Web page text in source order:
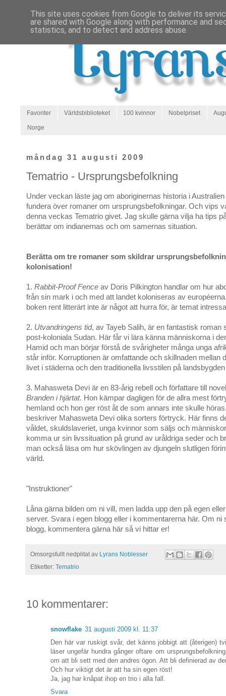
Favoriter Världsbiblioteket 100 kvinnor Nobelpriset
Norge
måndag 31 augusti 2009
Tematrio - Ursprungsbefolkning
Under veckan läste jag om aboriginernas historia i
fundera över romaner om ursprungsbefolkningar. Och vips
denna veckas Tematrio givet. Jag skulle gärna vilja ha tips
berättar om indianernas och om samernas situation.
Berätta om tre romaner som skildrar
kolonisation!
1. Rabbit-Proof Fence av Doris Pilkington handlar om hur
från sin mark i och med att landet koloniseras av
boken rent litterärt inte är något att hurra för, är temat
2. Utvandringens tid, av Tayeb Salih, är en fantastisk roman
post-koloniala Sudan. Här får vi lära känna människorna i
Hamid och man börjar förstå de svårigheter många unga
står inför. Korruptionen är omfattande och skillnaden mellan
livet i städerna och den traditionella livsstilen på
3. Mahasweta Devi är en 83-årig rebell och författare till
Branden i hjärtat. Hon kämpar dagligen för de allra mest
hemland och hon ger röst åt de som annars inte skulle
beskriver Mahasweta Devi olika sorters förtryck. Här finns
våldet, skuldslaveriet, unga kvinnor som säljs och
komma ur sin livssituation på grund av uråldriga seder och
man också läsa om hur skövlingen av djungeln slutligen
värld.
"Instruktioner"
Låna gärna bilden om ni vill, men ladda upp den på egen
server. Svara i egen blogg eller i kommentarerna här. Om ni
blogg, kommentera gärna här så vi hittar er!
Omsorgsfullt nedplitat av Lyrans Noblesser
Etiketter: Tematrio
10 kommentarer:
snowflake 31 augusti 2009 kl. 11:37
Den här var ruskigt svår, det känns jobbigt att (återigen)
läser ungefär hundra gånger oftare om
om att bli sett med den andres ögon. Att bli definierad av
Och hur viktigt det är att ha sin egen röst!
Ja, jag har knåpat ihop en trio i alla fall.
Svara
This site uses cookies from Google to deliver its
are shared with Google along with performance and
statistics, and to detect and address abuse.